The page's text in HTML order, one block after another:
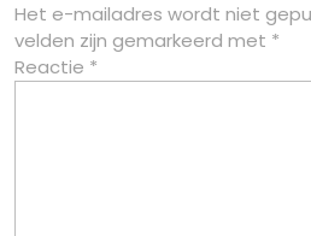
Het e-mailadres wordt niet
velden zijn gemarkeerd met *
Reactie *